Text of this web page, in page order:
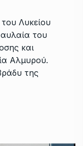
Λυκείου
του
και
Αλμυρού.
της